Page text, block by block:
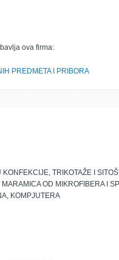
ova firma:
PREDMETA I PRIBORA
TRIKOTAŽE I
OD MIKROFIBERA I
KOMPJUTERA